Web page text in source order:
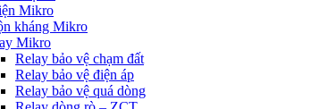
Mikro
kháng Mikro
Mikro
Relay bảo vệ chạm đất
Relay bảo vệ điện áp
Relay bảo vệ quá dòng